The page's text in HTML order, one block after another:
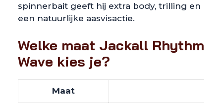
spinnerbait geeft hij extra body, trilling en
een natuurlijke aasvisactie.
Welke maat Jackall Rhythm
Wave kies je?
Maat